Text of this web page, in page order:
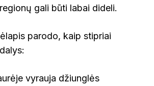
gali būti labai dideli.
parodo, kaip stipriai
vyrauja džiunglės